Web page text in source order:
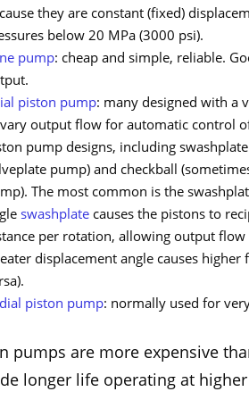
they are constant (fixed)
below 20 MPa (3000 psi).
pump: cheap and simple, reliable.
piston pump: many designed with a
output flow for automatic control
pump designs, including
pump) and checkball
The most common is the
swashplate causes the pistons to
per rotation, allowing output
displacement angle causes
piston pump: normally used for
pumps are more expensive
longer life operating at